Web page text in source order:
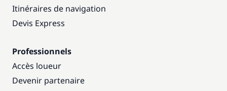
Itinéraires de navigation
Devis Express
Professionnels
Accès loueur
Devenir partenaire